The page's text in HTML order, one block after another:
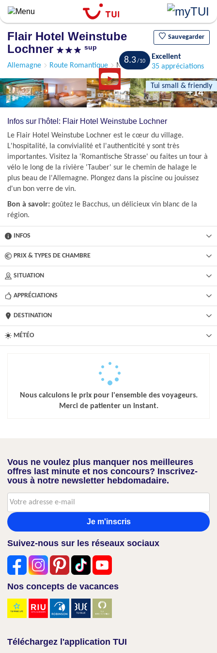
Aller
au
principal
Flair Hotel Weinstube
Lochner
sup
Sauvegarder
Allemagne Route Romantique Markelsheim
Tui small & friendly
8.3
Excellent
35 appréciations
+14
Infos sur l'hôtel: Flair Hotel Weinstube Lochner
Le Flair Hotel Weinstube Lochner est le cœur du village.
L'hospitalité, la convivialité et l'authenticité y sont très
importantes. Visitez la 'Romantische Strasse' ou faites un tour à
vélo le long de la rivière 'Tauber' sur le chemin de halage le
plus beau de l'Allemagne. Plongez dans la piscine ou jouissez
d'un bon verre de vin.
Bon à savoir: goûtez le Bacchus, un délicieux vin blanc de la
région.
INFOS
PRIX & TYPES DE CHAMBRE
SITUATION
APPRÉCIATIONS
DESTINATION
MÉTÉO
Nous calculons le prix pour l'ensemble des voyageurs.
Merci de patienter un instant.
Vous ne voulez plus manquer nos meilleures
offres last minute et nos concours? Inscrivez-
vous à notre newsletter hebdomadaire.
Je m'inscris
Suivez-nous sur les réseaux sociaux
Nos concepts de vacances
Téléchargez l'application TUI